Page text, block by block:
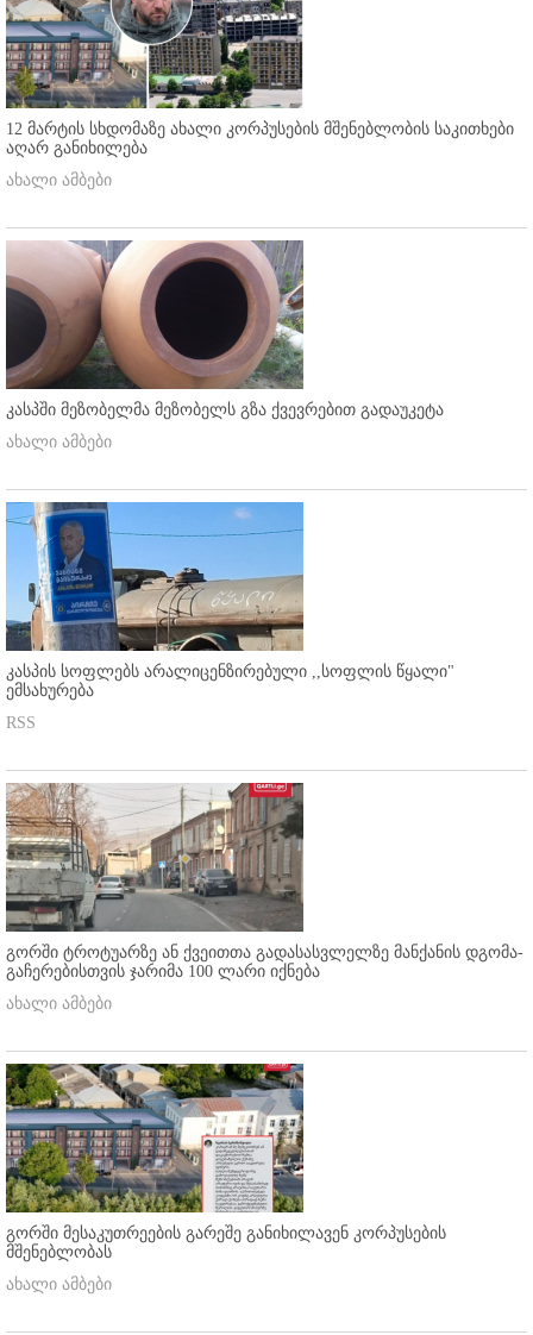
12 მარტის სხდომაზე ახალი კორპუსების მშენებლობის საკითხები
აღარ განიხილება
ახალი ამბები
კასპში მეზობელმა მეზობელს გზა ქვევრებით გადაუკეტა
ახალი ამბები
კასპის სოფლებს არალიცენზირებული ,,სოფლის წყალი"
ემსახურება
RSS
გორში ტროტუარზე ან ქვეითთა გადასასვლელზე მანქანის დგომა-
გაჩერებისთვის ჯარიმა 100 ლარი იქნება
ახალი ამბები
გორში მესაკუთრეების გარეშე განიხილავენ კორპუსების
მშენებლობას
ახალი ამბები